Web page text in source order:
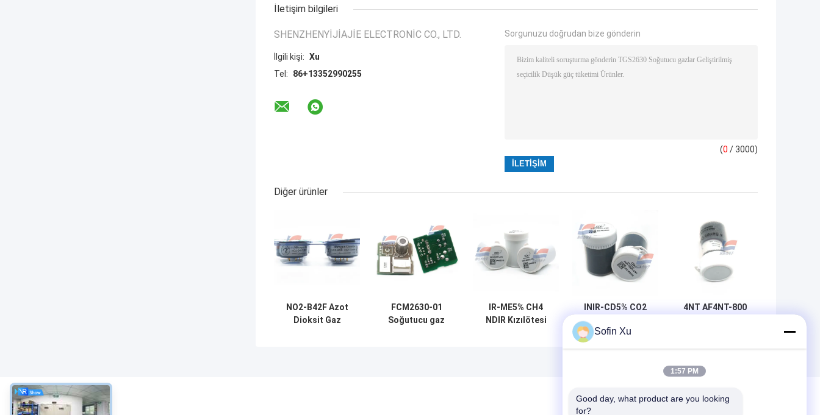
İletişim bilgileri
SHENZHENYIJIAJIE ELECTRONIC CO., LTD.
İlgili kişi: Xu
Tel:
86+13352990255
Sorgunuzu doğrudan bize gönderin
(0 / 3000)
Diğer ürünler
NO2-B42F Azot
Dioksit Gaz
FCM2630-01
Soğutucu gaz
IR-ME5% CH4
NDIR Kızılötesi
INIR-CD5% CO2
Karbondioksit IR
Gaz Sensörleri
4NT AF4NT-800
Elektrokimyasal
Sofin Xu
1:57 PM
Good day, what product are you looking
for?